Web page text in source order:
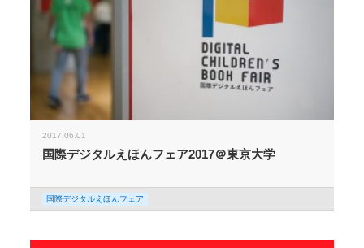
2017.06.01
国際デジタルえほんフェア2017＠東京大学
国際デジタルえほんフェア